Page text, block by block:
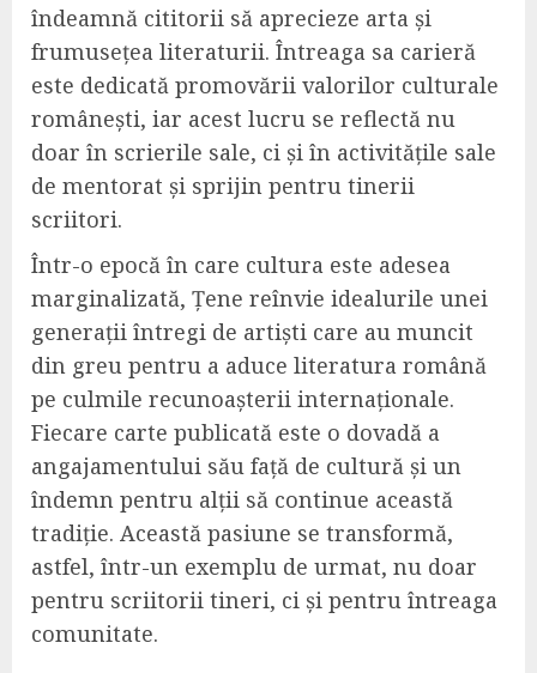
îndeamnă cititorii să aprecieze arta și
frumusețea literaturii. Întreaga sa carieră
este dedicată promovării valorilor culturale
românești, iar acest lucru se reflectă nu
doar în scrierile sale, ci și în activitățile sale
de mentorat și sprijin pentru tinerii
scriitori.
Într-o epocă în care cultura este adesea
marginalizată, Țene reînvie idealurile unei
generații întregi de artiști care au muncit
din greu pentru a aduce literatura română
pe culmile recunoașterii internaționale.
Fiecare carte publicată este o dovadă a
angajamentului său față de cultură și un
îndemn pentru alții să continue această
tradiție. Această pasiune se transformă,
astfel, într-un exemplu de urmat, nu doar
pentru scriitorii tineri, ci și pentru întreaga
comunitate.